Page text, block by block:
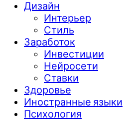
Дизайн
Интерьер
Стиль
Заработок
Инвестиции
Нейросети
Ставки
Здоровье
Иностранные языки
Психология